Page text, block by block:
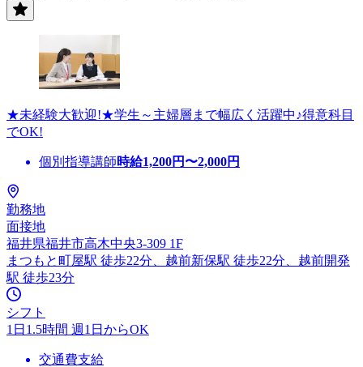
★未経験大歓迎!★学生～主婦層まで幅広く活躍中♪得意科目
でOK!
個別指導講師時給1,200円〜2,000円
勤務地
面接地
福井県福井市高木中央3-309 1F
まつもと町屋駅 徒歩22分、越前新保駅 徒歩22分、越前開発
駅 徒歩23分
シフト
1日1.5時間 週1日からOK
交通費支給